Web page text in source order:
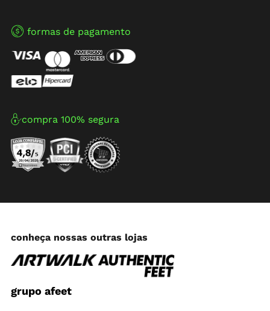
formas de pagamento
compra 100% segura
conheça nossas outras lojas
grupo afeet